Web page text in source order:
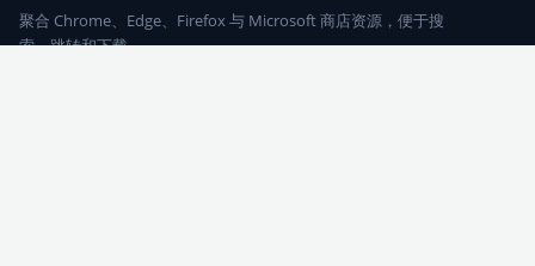
聚合 Chrome、Edge、Firefox 与 Microsoft 商店资源，便于搜
索、跳转和下载。